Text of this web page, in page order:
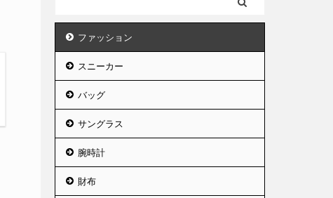
ファッション
スニーカー
バッグ
サングラス
腕時計
財布